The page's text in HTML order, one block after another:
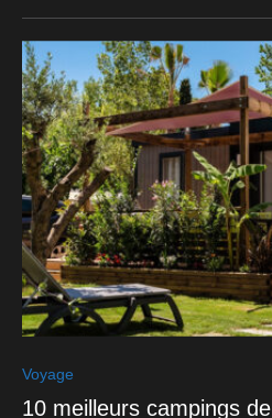
Voyage
10 meilleurs campings